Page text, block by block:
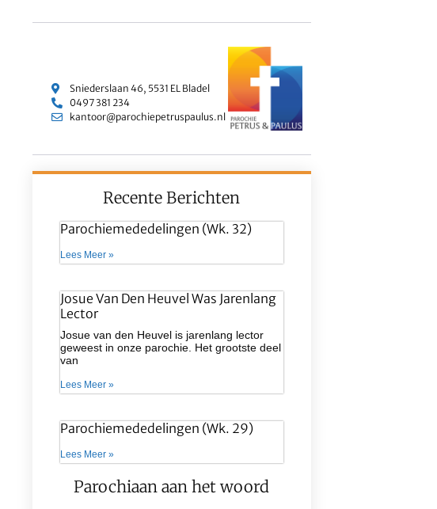
Sniederslaan 46, 5531 EL Bladel
0497 381 234
kantoor@parochiepetruspaulus.nl
Recente Berichten
Parochiemededelingen (wk. 32)
Lees Meer »
Josue Van Den Heuvel Was Jarenlang
Lector
Josue van den Heuvel is jarenlang lector
geweest in onze parochie. Het grootste deel
van
Lees Meer »
Parochiemededelingen (wk. 29)
Lees Meer »
Parochiaan aan het woord